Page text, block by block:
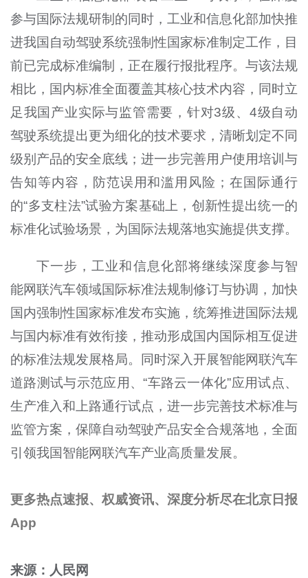
参与国际法规研制的同时，工业和信息化部加快推
进我国自动驾驶系统强制性国家标准制定工作，目
前已完成标准编制，正在履行报批程序。与该法规
相比，国内标准全面覆盖其核心技术内容，同时立
足我国产业实际与监管需要，针对3级、4级自动
驾驶系统提出更为细化的技术要求，清晰划定不同
级别产品的安全底线；进一步完善用户使用培训与
告知等内容，防范误用和滥用风险；在国际通行
的“多支柱法”试验方案基础上，创新性提出统一的
标准化试验场景，为国际法规落地实施提供支撑。
下一步，工业和信息化部将继续深度参与智
能网联汽车领域国际标准法规制修订与协调，加快
国内强制性国家标准发布实施，统筹推进国际法规
与国内标准有效衔接，推动形成国内国际相互促进
的标准法规发展格局。同时深入开展智能网联汽车
道路测试与示范应用、“车路云一体化”应用试点、
生产准入和上路通行试点，进一步完善技术标准与
监管方案，保障自动驾驶产品安全合规落地，全面
引领我国智能网联汽车产业高质量发展。
更多热点速报、权威资讯、深度分析尽在北京日报
App
来源：人民网